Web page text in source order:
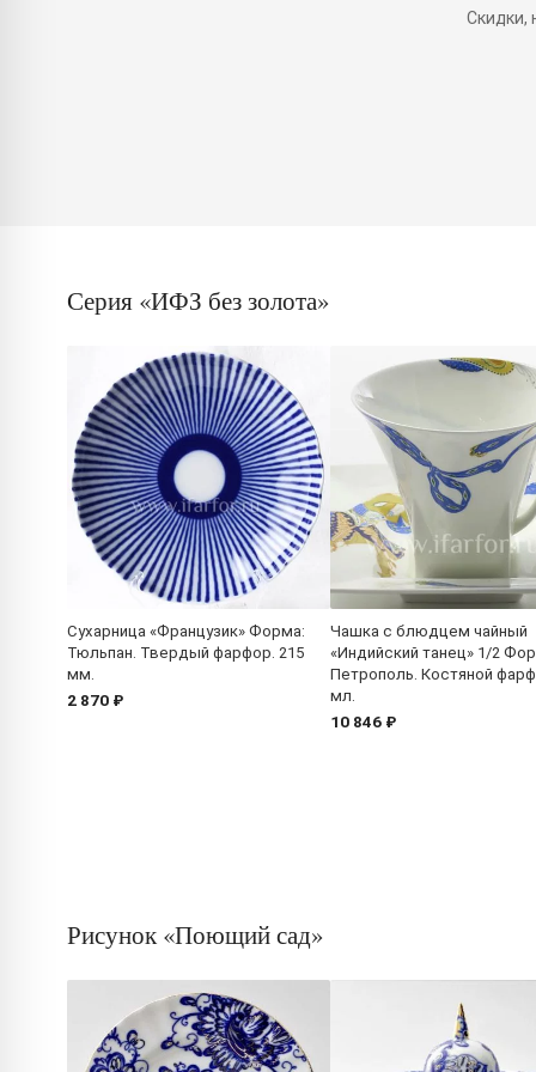
Скидки,
Серия «ИФЗ без золота»
Сухарница «Французик» Форма:
Тюльпан. Твердый фарфор. 215
мм.
2 870 ₽
Чашка с блюдцем чайный
«Индийский танец» 1/2
Петрополь. Костяной
мл.
10 846 ₽
Рисунок «Поющий сад»